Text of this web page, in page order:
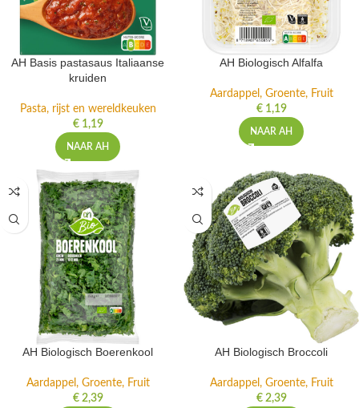
AH Basis pastasaus Italiaanse
kruiden
Pasta, rijst en wereldkeuken
€1,19
NAAR AH
AH Biologisch Alfalfa
Aardappel, Groente, Fruit
€1,19
NAAR AH
AH Biologisch Boerenkool
Aardappel, Groente, Fruit
€2,39
AH Biologisch Broccoli
Aardappel, Groente, Fruit
€2,39